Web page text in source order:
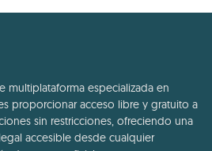
multiplataforma especializada en
proporcionar acceso libre y gratuito a
sin restricciones, ofreciendo una
accesible desde cualquier